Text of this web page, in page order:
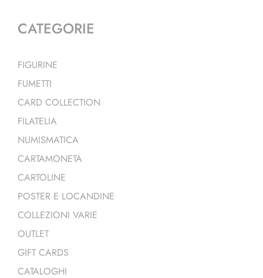
CATEGORIE
FIGURINE
FUMETTI
CARD COLLECTION
FILATELIA
NUMISMATICA
CARTAMONETA
CARTOLINE
POSTER E LOCANDINE
COLLEZIONI VARIE
OUTLET
GIFT CARDS
CATALOGHI